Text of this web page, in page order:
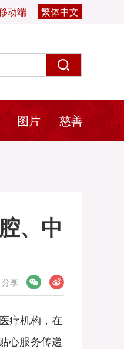
动端 繁体中文
图片 慈善
、中
分享
疗机构，在
心服务传递